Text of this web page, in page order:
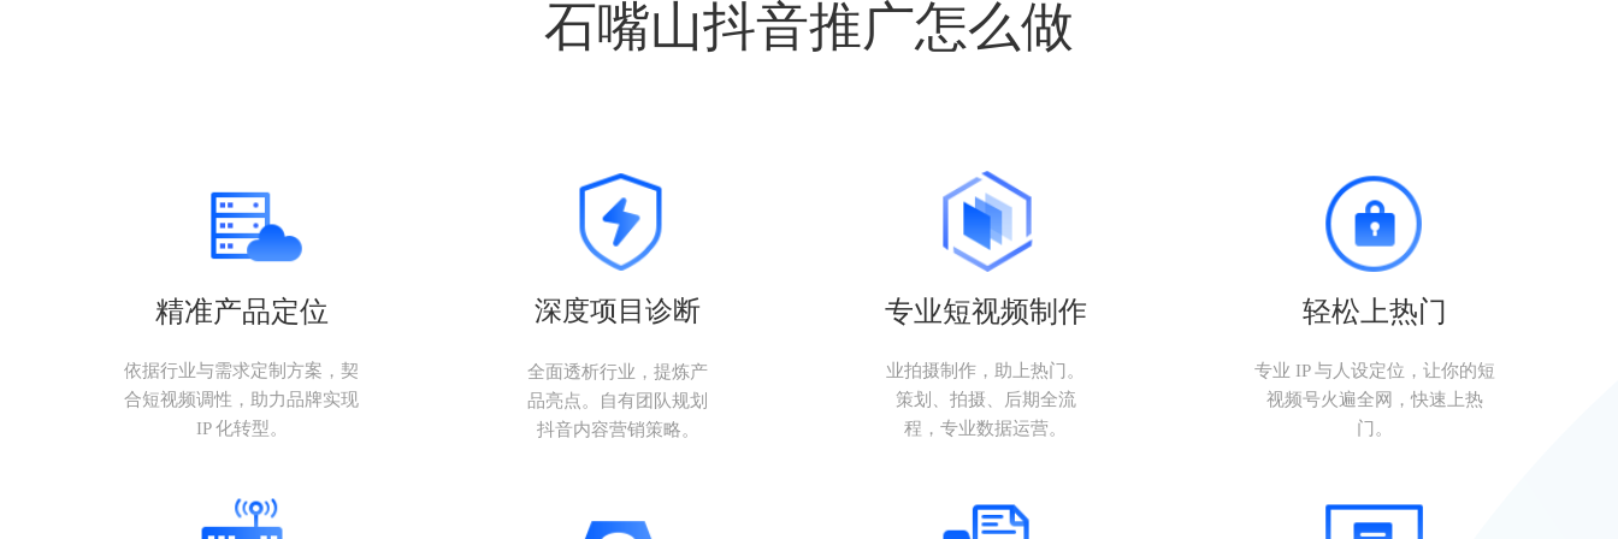
石嘴山抖音推广怎么做
精准产品定位
依据行业与需求定制方案，契
合短视频调性，助力品牌实现
IP 化转型。
深度项目诊断
全面透析行业，提炼产
品亮点。自有团队规划
抖音内容营销策略。
专业短视频制作
业拍摄制作，助上热门。
策划、拍摄、后期全流
程，专业数据运营。
轻松上热门
专业 IP 与人设定位，让你的短
视频号火遍全网，快速上热
门。